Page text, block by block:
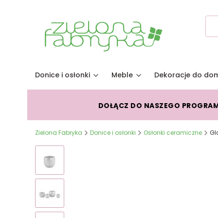
Donice i osłonki Meble Dekoracje do
DOŁĄCZ DO NASZEGO
Zielona Fabryka Donice i osłonki Osłonki ceramiczne